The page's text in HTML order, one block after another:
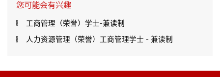
您可能会有兴趣
工商管理（荣誉）学士-兼读制
人力资源管理（荣誉）工商管理学士 - 兼读制